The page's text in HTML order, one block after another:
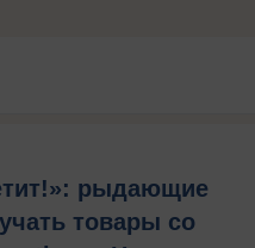
рыдающие
товары со